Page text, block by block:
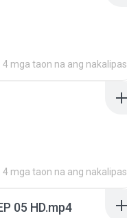
4 mga taon na ang nakalipas
4 mga taon na ang nakalipas
05 HD.mp4